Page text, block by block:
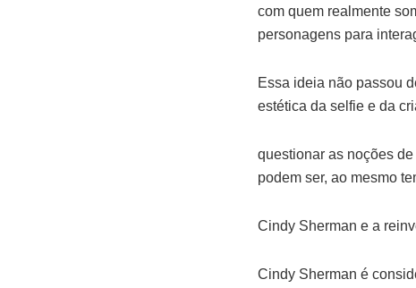
com quem realmente
personagens para
Essa ideia não passou
estética da selfie e da
questionar as noções
podem ser, ao mesmo
Cindy Sherman e a
Cindy Sherman é